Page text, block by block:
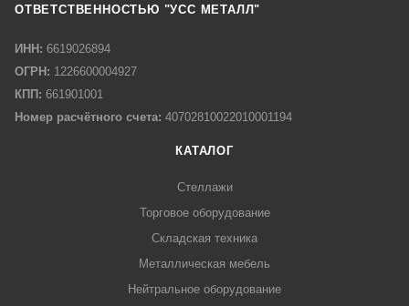
ОТВЕТСТВЕННОСТЬЮ "УСС МЕТАЛЛ"
ИНН: 6619026894
ОГРН: 1226600004927
КПП: 661901001
Номер расчётного счета: 40702810022010001194
КАТАЛОГ
Стеллажи
Торговое оборудование
Складская техника
Металлическая мебель
Нейтральное оборудование